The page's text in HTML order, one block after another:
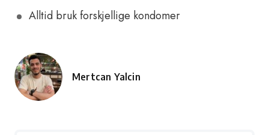
Alltid bruk forskjellige kondomer
Posted
Mertcan Yalcin